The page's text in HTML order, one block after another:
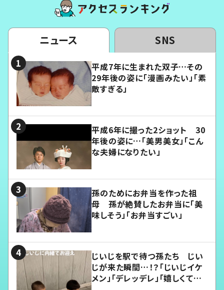
ニュース SNS
平成7年に生まれた双子…その
29年後の姿に「漫画みたい」「素
敵すぎる」
平成6年に撮った2ショット 30
年後の姿に…「美男美女」「こん
な夫婦になりたい」
孫のためにお弁当を作った祖
母 孫が絶賛したお弁当に「美
味しそう」「お弁当すごい」
じいじを駅で待つ孫たち じい
じが来た瞬間…！？「じいじイケ
メン」「デレッデレ」「嬉しくて可